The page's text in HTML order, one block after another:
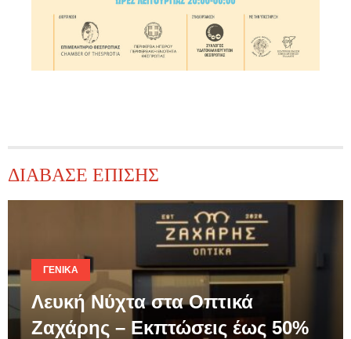
ΔΙΑΒΑΣΕ ΕΠΙΣΗΣ
ΓΕΝΙΚΆ
Λευκή Νύχτα στα Οπτικά
Ζαχάρης – Εκπτώσεις έως 50%